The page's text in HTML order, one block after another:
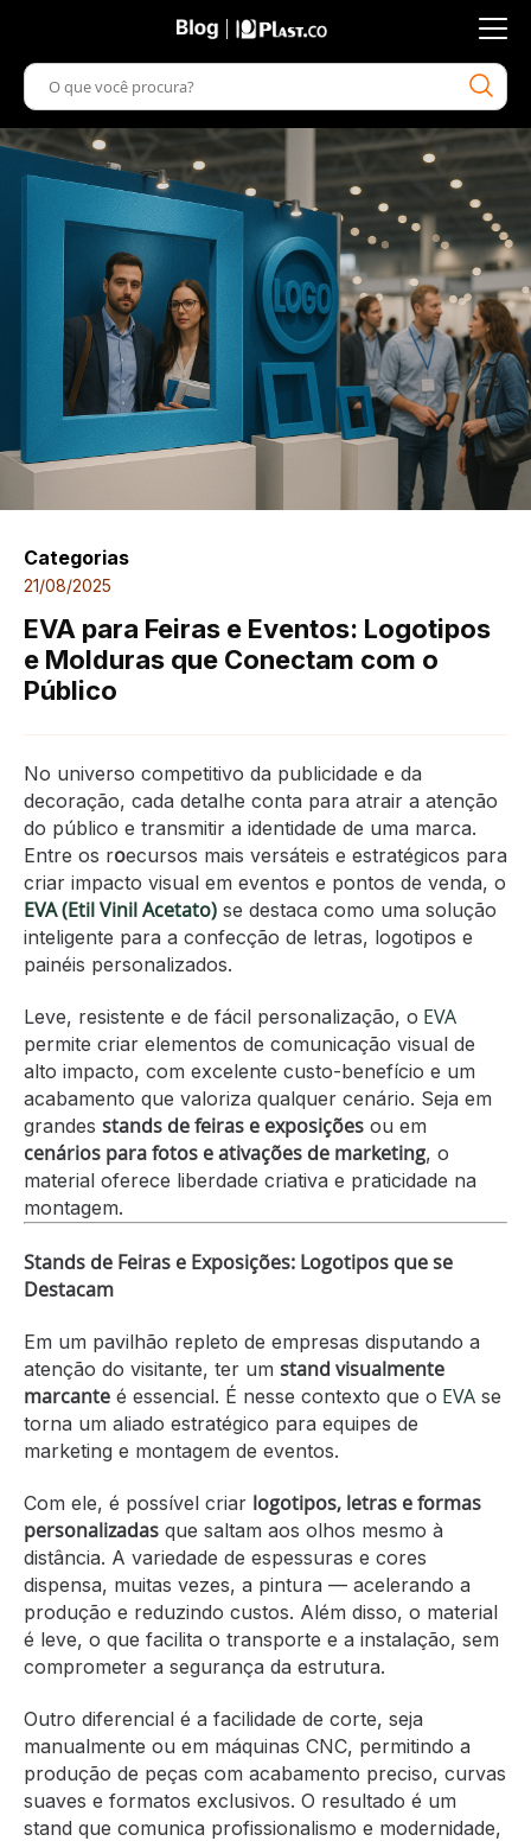
Categorias
21/08/2025
EVA para Feiras e Eventos: Logotipos
e Molduras que Conectam com o
Público
No universo competitivo da publicidade e da
decoração, cada detalhe conta para atrair a atenção
do público e transmitir a identidade de uma marca.
Entre os roecursos mais versáteis e estratégicos para
criar impacto visual em eventos e pontos de venda, o
EVA (Etil Vinil Acetato) se destaca como uma solução
inteligente para a confecção de letras, logotipos e
painéis personalizados.
Leve, resistente e de fácil personalização, o EVA
permite criar elementos de comunicação visual de
alto impacto, com excelente custo-benefício e um
acabamento que valoriza qualquer cenário. Seja em
grandes stands de feiras e exposições ou em
cenários para fotos e ativações de marketing, o
material oferece liberdade criativa e praticidade na
montagem.
Stands de Feiras e Exposições: Logotipos que se
Destacam
Em um pavilhão repleto de empresas disputando a
atenção do visitante, ter um stand visualmente
marcante é essencial. É nesse contexto que o EVA se
torna um aliado estratégico para equipes de
marketing e montagem de eventos.
Com ele, é possível criar logotipos, letras e formas
personalizadas que saltam aos olhos mesmo à
distância. A variedade de espessuras e cores
dispensa, muitas vezes, a pintura — acelerando a
produção e reduzindo custos. Além disso, o material
é leve, o que facilita o transporte e a instalação, sem
comprometer a segurança da estrutura.
Outro diferencial é a facilidade de corte, seja
manualmente ou em máquinas CNC, permitindo a
produção de peças com acabamento preciso, curvas
suaves e formatos exclusivos. O resultado é um
stand que comunica profissionalismo e modernidade,